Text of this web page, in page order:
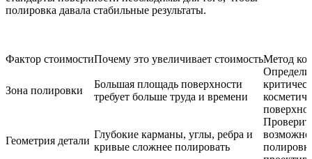
полировка давала стабильные результаты.
Фактор стоимостиПочему это увеличивает стоимостьМетод
Зона полировки
Большая площадь поверхности
требует больше труда и времени
Геометрия детали
Глубокие карманы, углы, ребра и
кривые сложнее полировать